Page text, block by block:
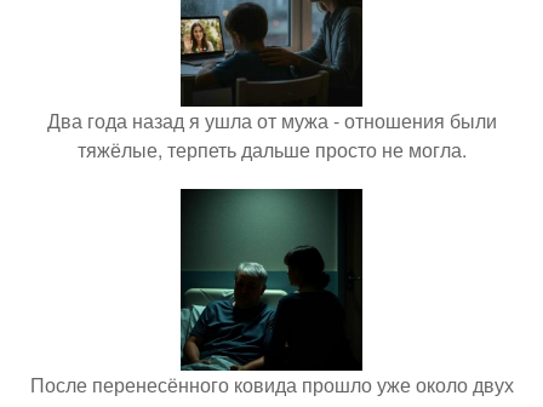
Два года назад я ушла от мужа - отношения были
тяжёлые, терпеть дальше просто не могла.
После перенесённого ковида прошло уже около двух